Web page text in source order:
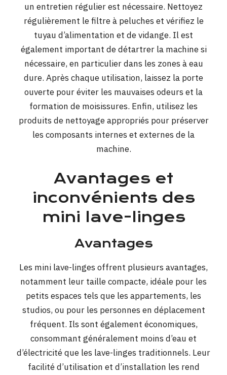
un entretien régulier est nécessaire. Nettoyez
régulièrement le filtre à peluches et vérifiez le
tuyau d’alimentation et de vidange. Il est
également important de détartrer la machine si
nécessaire, en particulier dans les zones à eau
dure. Après chaque utilisation, laissez la porte
ouverte pour éviter les mauvaises odeurs et la
formation de moisissures. Enfin, utilisez les
produits de nettoyage appropriés pour préserver
les composants internes et externes de la
machine.
Avantages et
inconvénients des
mini lave-linges
Avantages
Les mini lave-linges offrent plusieurs avantages,
notamment leur taille compacte, idéale pour les
petits espaces tels que les appartements, les
studios, ou pour les personnes en déplacement
fréquent. Ils sont également économiques,
consommant généralement moins d’eau et
d’électricité que les lave-linges traditionnels. Leur
facilité d’utilisation et d’installation les rend